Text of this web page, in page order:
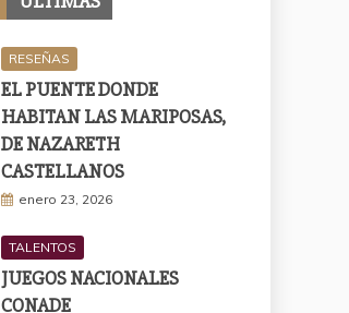
RESEÑAS
EL PUENTE DONDE
HABITAN LAS MARIPOSAS,
DE NAZARETH
CASTELLANOS
enero 23, 2026
TALENTOS
JUEGOS NACIONALES
CONADE